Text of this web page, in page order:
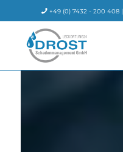
+49 (0) 7432 - 200 408 |